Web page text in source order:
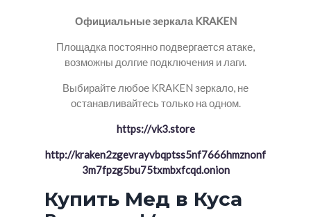
Официальные зеркала KRAKEN
Площадка постоянно подвергается атаке,
возможны долгие подключения и лаги.
Выбирайте любое KRAKEN зеркало, не
останавливайтесь только на одном.
https://vk3.store
http://kraken2zgevrayvbqptss5nf7666hmznonf
3m7fpzg5bu75txmbxfcqd.onion
Купить Мед в Куса